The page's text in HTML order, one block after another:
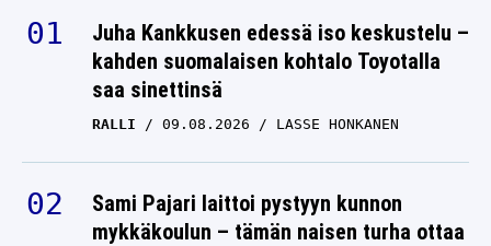
Topi Raitanen päätyi
isoon ratkaisuun
3000M ESTEET
26.10.2024
TV:stä tuttu 40-vuotias
suomalaisjuoksija tekee
Juha Kankkusen edessä iso keskustelu –
kahden suomalaisen kohtalo Toyotalla
saa sinettinsä
RALLI 09.08.2026 LASSE HONKANEN
Sami Pajari laittoi pystyyn kunnon
mykkäkoulun – tämän naisen turha ottaa